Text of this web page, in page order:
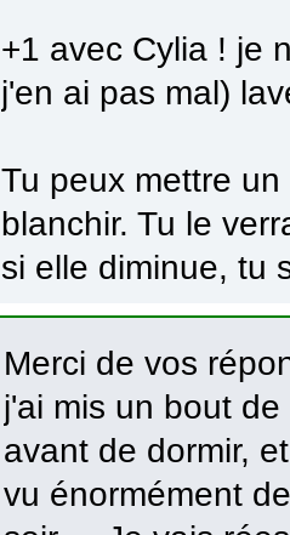
+1 avec Cylia ! je
j'en ai pas mal)
Tu peux mettre
blanchir. Tu le
si elle diminue, tu
Merci de vos
j'ai mis un bout
avant de dormir,
vu énormément